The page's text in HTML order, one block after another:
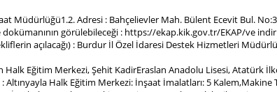
Müdürlüğü1.2. Adresi : Bahçelievler Mah. Bülent Ecevit Bul.
görülebileceği : https://ekap.kik.gov.tr/EKAP/ve
açılacağı) : Burdur İl Özel İdaresi Destek Hizmetleri
Halk Eğitim Merkezi, Şehit KadirEraslan Anadolu Lisesi, Atatürk
Halk Eğitim Merkezi: İnşaat İmalatları: 5 Kalem,Makine